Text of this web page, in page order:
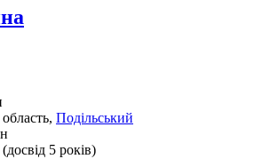
Подільський
5 років)